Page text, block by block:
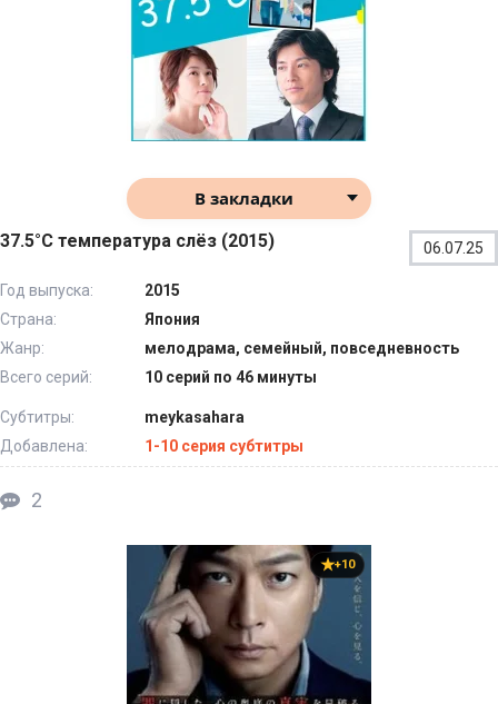
В закладки
37.5°C температура слёз (2015) 06.07.25
Год выпуска:
2015
Страна:
Япония
Жанр:
мелодрама, семейный, повседневность
Всего серий:
10 серий по 46 минуты
Субтитры:
meykasahara
Добавлена:
1-10 серия субтитры
2
+10